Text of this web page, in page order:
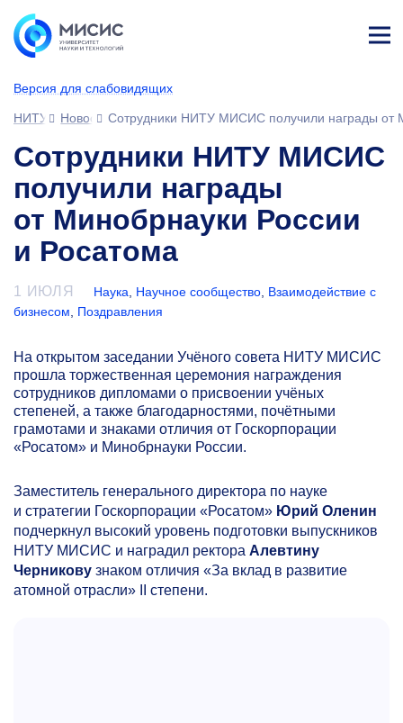
Версия для слабовидящих
ине
НИТУ МИСИС
НовостиСотрудники НИТУ МИСИС получили награды от
Сотрудники НИТУ МИСИС
получили награды
от Минобрнауки России
и Росатома
1 ИЮЛЯ Наука Научное сообщество, Взаимодействие с
бизнесом
Поздравления
На открытом заседании Учёного совета НИТУ МИСИС
прошла торжественная церемония награждения
сотрудников дипломами о присвоении учёных
степеней, а также благодарностями, почётными
грамотами и знаками отличия от Госкорпорации
«Росатом» и Минобрнауки России.
Заместитель генерального директора по науке
и стратегии Госкорпорации «Росатом» Юрий Оленин
подчеркнул высокий уровень подготовки выпускников
НИТУ МИСИС и наградил ректора Алевтину
Черникову знаком отличия «За вклад в развитие
атомной отрасли» II степени.